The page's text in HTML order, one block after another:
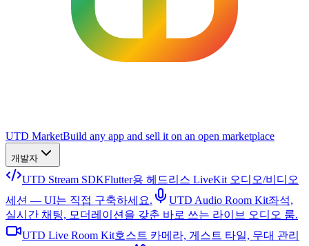
UTD MarketBuild any app and sell it on an open marketplace
개발자
UTD Stream SDKFlutter용 헤드리스 LiveKit 오디오/비디오
세션 — UI는 직접 구축하세요.
UTD Audio Room Kit좌석,
실시간 채팅, 모더레이션을 갖춘 바로 쓰는 라이브 오디오 룸.
UTD Live Room Kit호스트 카메라, 게스트 타일, 무대 관리